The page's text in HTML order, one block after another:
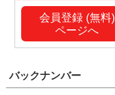
会員登録 (無料)
ページへ
バックナンバー